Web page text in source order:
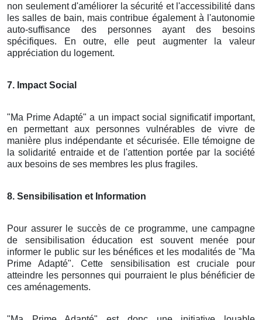
non seulement d'améliorer la sécurité et l'accessibilité dans
les salles de bain, mais contribue également à l'autonomie
auto-suffisance des personnes ayant des besoins
spécifiques. En outre, elle peut augmenter la valeur
appréciation du logement.
7. Impact Social
"Ma Prime Adapté" a un impact social significatif important,
en permettant aux personnes vulnérables de vivre de
manière plus indépendante et sécurisée. Elle témoigne de
la solidarité entraide et de l'attention portée par la société
aux besoins de ses membres les plus fragiles.
8. Sensibilisation et Information
Pour assurer le succès de ce programme, une campagne
de sensibilisation éducation est souvent menée pour
informer le public sur les bénéfices et les modalités de "Ma
Prime Adapté". Cette sensibilisation est cruciale pour
atteindre les personnes qui pourraient le plus bénéficier de
ces aménagements.